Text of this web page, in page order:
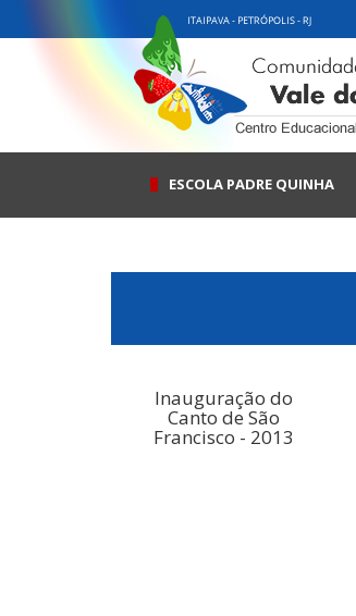
ESCOLA PADRE QUINHA
Inauguração do
Canto de São
Francisco - 2013